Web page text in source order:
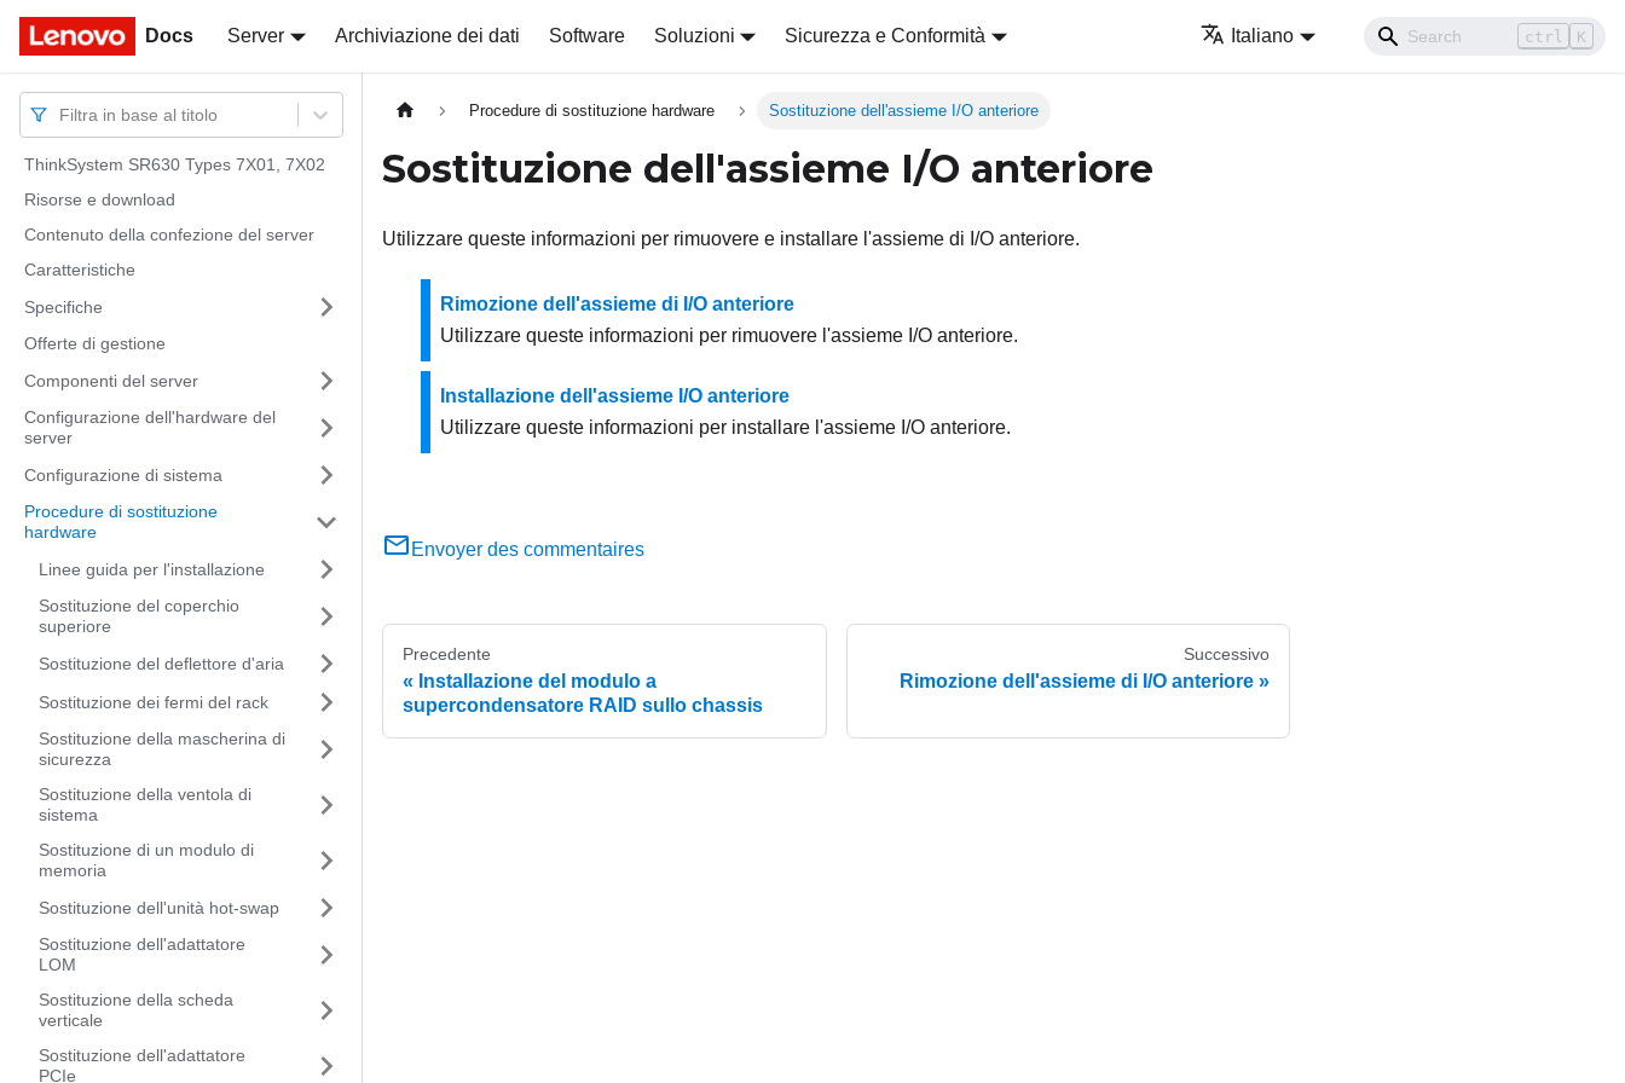
Docs Server Archiviazione dei dati Software Soluzioni Sicurezza e Conformità Italiano ctrl K
Docs
Filtra in base al titolo
ThinkSystem SR630 Types 7X01, 7X02
Risorse e download
Contenuto della confezione del server
Caratteristiche
Specifiche
Offerte di gestione
Componenti del server
Configurazione dell'hardware del
server
Configurazione di sistema
Procedure di sostituzione
hardware
Linee guida per l'installazione
Sostituzione del coperchio
superiore
Sostituzione del deflettore d'aria
Sostituzione dei fermi del rack
Sostituzione della mascherina di
sicurezza
Sostituzione della ventola di
sistema
Sostituzione di un modulo di
memoria
Sostituzione dell'unità hot-swap
Sostituzione dell'adattatore
LOM
Sostituzione della scheda
verticale
Sostituzione dell'adattatore
PCIe
Procedure di sostituzione hardware Sostituzione dell'assieme I/O anteriore
Sostituzione dell'assieme I/O anteriore
Utilizzare queste informazioni per rimuovere e installare l'assieme di I/O anteriore.
Rimozione dell'assieme di I/O anteriore
Utilizzare queste informazioni per rimuovere l'assieme I/O anteriore.
Installazione dell'assieme I/O anteriore
Utilizzare queste informazioni per installare l'assieme I/O anteriore.
Envoyer des commentaires
Precedente
Installazione del modulo a
supercondensatore RAID sullo chassis
Successivo
Rimozione dell'assieme di I/O anteriore